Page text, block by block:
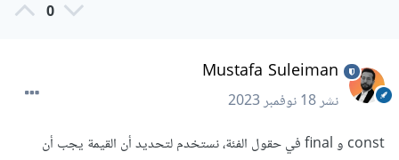
0
Mustafa Suleiman
نشر18 نوفمبر 2023
const و final في حقول الفئة، نستخدم لتحديد أن القيمة يجب أن